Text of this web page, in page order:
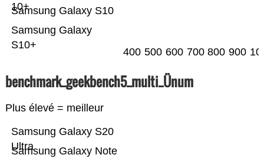
Samsung Galaxy
S10+
Samsung Galaxy S10
10+
400 500 600 700 800 900
benchmark_geekbench5_multi_Ünum
Plus élevé = meilleur
Samsung Galaxy Note
Samsung Galaxy S20
Ultra